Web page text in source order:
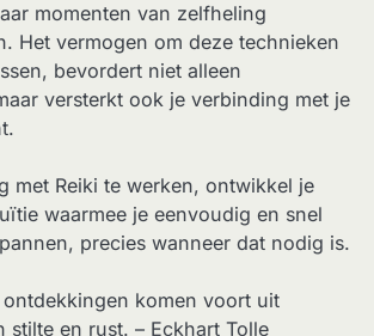
momenten van zelfheling
Het vermogen om deze technieken
bevordert niet alleen
versterkt ook je verbinding met je
met Reiki te werken, ontwikkel je
waarmee je eenvoudig en snel
precies wanneer dat nodig is.
komen voort uit
stilte en rust. – Eckhart Tolle